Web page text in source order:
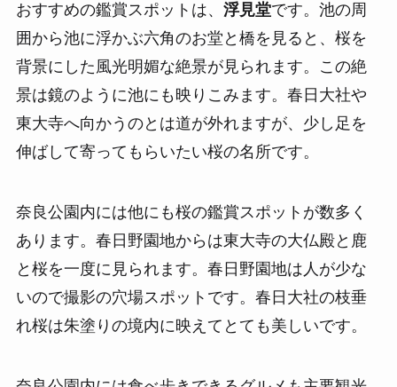
おすすめの鑑賞スポットは、 浮見堂です。池の周
囲から池に浮かぶ六角のお堂と橋を見ると、桜を
背景にした風光明媚な絶景が見られます。この絶
景は鏡のように池にも映りこみます。春日大社や
東大寺へ向かうのとは道が外れますが、少し足を
伸ばして寄ってもらいたい桜の名所です。
奈良公園内には他にも桜の鑑賞スポットが数多く
あります。春日野園地からは東大寺の大仏殿と鹿
と桜を一度に見られます。春日野園地は人が少な
いので撮影の穴場スポットです。春日大社の枝垂
れ桜は朱塗りの境内に映えてとても美しいです。